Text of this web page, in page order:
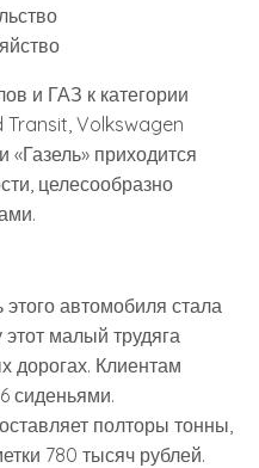
и ГАЗ к категории
Transit, Volkswagen
«Газель» приходится
целесообразно
автомобиля стала
малый трудяга
дорогах. Клиентам
сиденьями.
полторы тонны,
780 тысяч рублей.